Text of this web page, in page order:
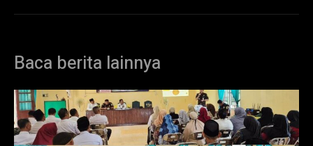
Baca berita lainnya